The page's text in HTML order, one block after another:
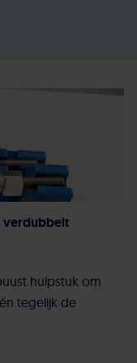
verdubbelt
hulpstuk om
tegelijk de